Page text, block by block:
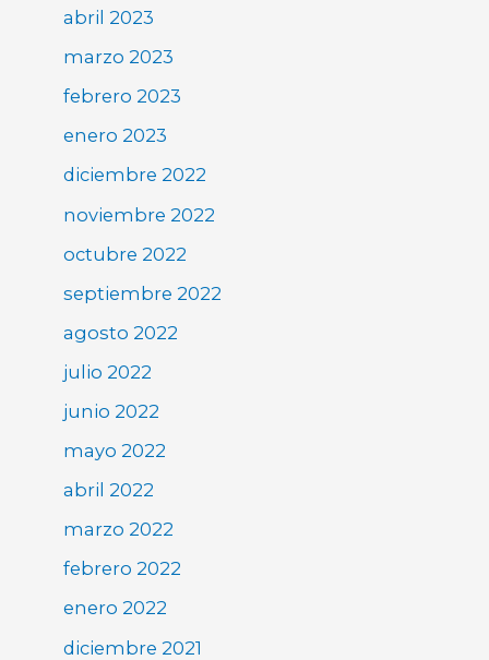
abril 2023
marzo 2023
febrero 2023
enero 2023
diciembre 2022
noviembre 2022
octubre 2022
septiembre 2022
agosto 2022
julio 2022
junio 2022
mayo 2022
abril 2022
marzo 2022
febrero 2022
enero 2022
diciembre 2021